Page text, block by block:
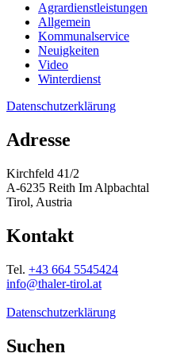
Agrardienstleistungen
Allgemein
Kommunalservice
Neuigkeiten
Video
Winterdienst
Datenschutzerklärung
Adresse
Kirchfeld 41/2
A-6235 Reith Im Alpbachtal
Tirol, Austria
Kontakt
Tel. +43 664 5545424
info@thaler-tirol.at
Datenschutzerklärung
Suchen